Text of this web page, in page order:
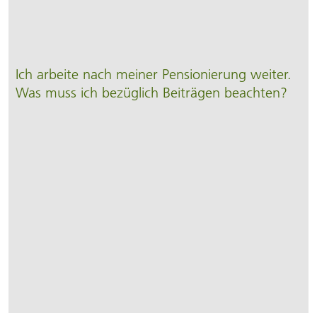
Ich arbeite nach meiner Pensionierung weiter.
Was muss ich bezüglich Beiträgen beachten?